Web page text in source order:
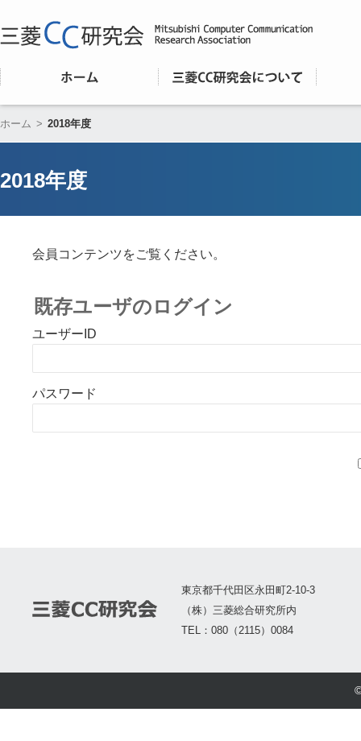
ホーム > 2018年度
2018年度
会員コンテンツをご覧ください。
既存ユーザのログイン
ユーザーID
パスワード
東京都千代田区永田町2-10-3
（株）三菱総合研究所内
TEL：080（2115）0084